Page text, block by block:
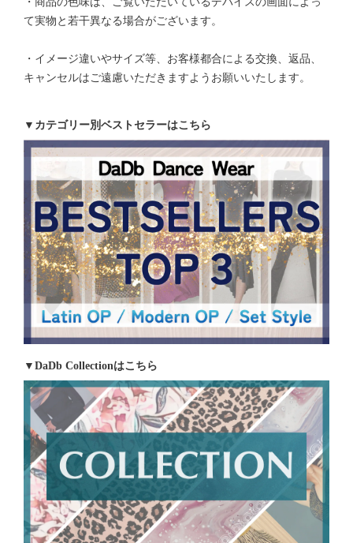
て実物と若干異なる場合がございます。
・イメージ違いやサイズ等、お客様都合による交換、返品、
キャンセルはご遠慮いただきますようお願いいたします。
▼カテゴリー別ベストセラーはこちら
▼DaDb Collectionはこちら